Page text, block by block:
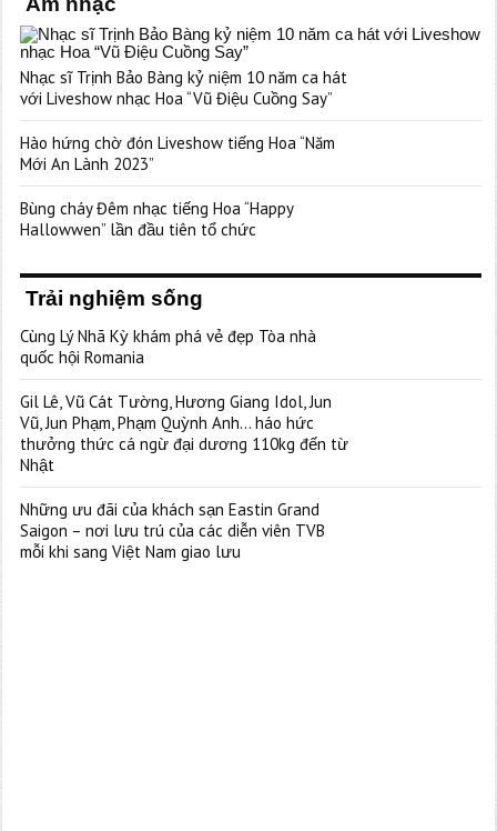
Nhạc sĩ Trịnh Bảo Bàng kỷ niệm 10 năm ca hát
với Liveshow nhạc Hoa “Vũ Điệu Cuồng Say”
Hào hứng chờ đón Liveshow tiếng Hoa “Năm
Mới An Lành 2023”
Bùng cháy Đêm nhạc tiếng Hoa “Happy
Hallowwen” lần đầu tiên tổ chức
Trải nghiệm sống
Cùng Lý Nhã Kỳ khám phá vẻ đẹp Tòa nhà
quốc hội Romania
Gil Lê, Vũ Cát Tường, Hương Giang Idol, Jun
Vũ, Jun Phạm, Phạm Quỳnh Anh… háo hức
thưởng thức cá ngừ đại dương 110kg đến từ
Nhật
Những ưu đãi của khách sạn Eastin Grand
Saigon – nơi lưu trú của các diễn viên TVB
mỗi khi sang Việt Nam giao lưu